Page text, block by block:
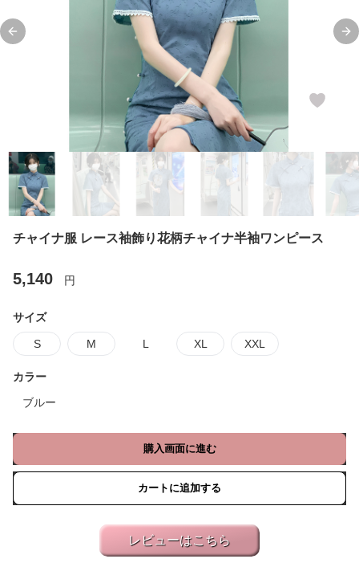
Previous slide
チャイナ服 レース袖飾り花柄チャイナ半袖ワンピース
5,140 円
サイズ
S M L XL XXL
カラー
ブルー
購入画面に進む
カートに追加する
レビューはこちら